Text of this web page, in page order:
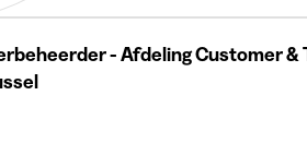
- Afdeling Customer